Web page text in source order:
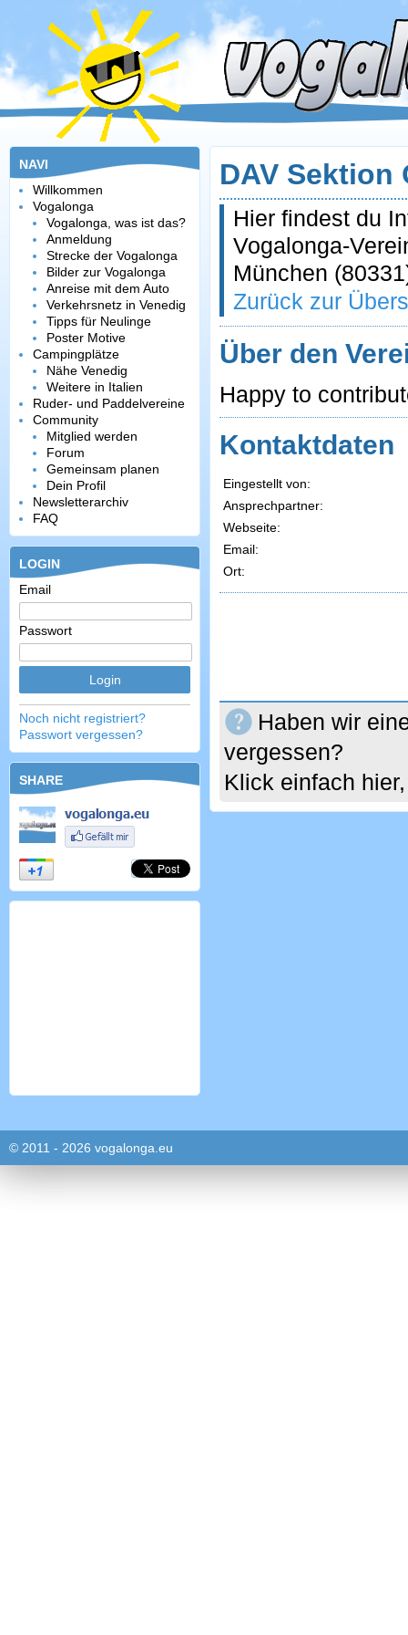
NAVI
Willkommen
Vogalonga
Vogalonga, was ist das?
Anmeldung
Strecke der Vogalonga
Bilder zur Vogalonga
Anreise mit dem Auto
Verkehrsnetz in Venedig
Tipps für Neulinge
Poster Motive
Campingplätze
Nähe Venedig
Weitere in Italien
Ruder- und Paddelvereine
Community
Mitglied werden
Forum
Gemeinsam planen
Dein Profil
Newsletterarchiv
FAQ
LOGIN
Email
Passwort
Noch nicht registriert?
Passwort vergessen?
SHARE
DAV Sektion
Hier findest du
Vogalonga-
München
Zurück zur
Über den
Happy to
Kontaktdaten
Eingestellt von:
Ansprechpartner:
Webseite:
Email:
Ort:
Haben wir
vergessen?
Klick einfach
© 2011 - 2026 vogalonga.eu